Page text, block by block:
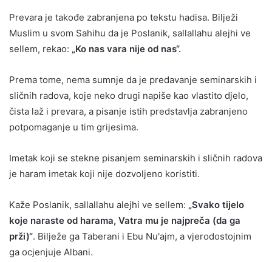
Prevara je takođe zabranjena po tekstu hadisa. Bilježi
Muslim u svom Sahihu da je Poslanik, sallallahu alejhi ve
sellem, rekao: „Ko nas vara nije od nas“.
Prema tome, nema sumnje da je predavanje seminarskih i
sličnih radova, koje neko drugi napiše kao vlastito djelo,
čista laž i prevara, a pisanje istih predstavlja zabranjeno
potpomaganje u tim grijesima.
Imetak koji se stekne pisanjem seminarskih i sličnih radova
je haram imetak koji nije dozvoljeno koristiti.
Kaže Poslanik, sallallahu alejhi ve sellem: „Svako tijelo
koje naraste od harama, Vatra mu je najpreča (da ga
prži)“. Bilježe ga Taberani i Ebu Nu'ajm, a vjerodostojnim
ga ocjenjuje Albani.